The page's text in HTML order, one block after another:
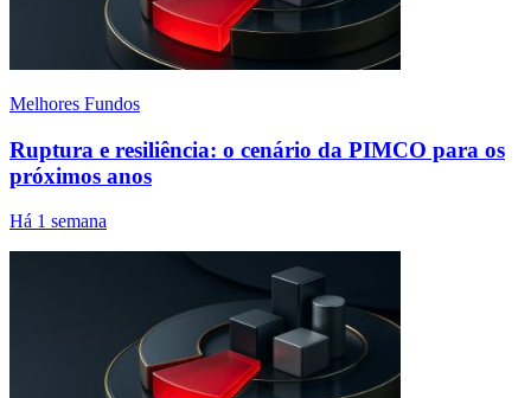
Melhores Fundos
Ruptura e resiliência: o cenário da PIMCO para os
próximos anos
Há 1 semana